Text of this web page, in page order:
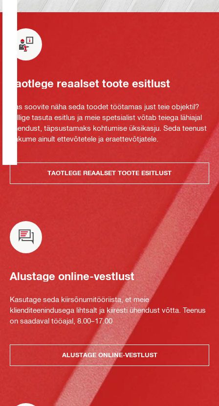
Taotlege reaalset toote esitlust
Kas soovite näha seda toodet töötamas just teie objektil?
Tellige tasuta esitlus ja meie spetsialist võtab teiega lähiajal
ühendust, täpsustamaks kohtumise üksikasju. Seda teenust
pakume ainult ettevõtetele ja eraettevõtjatele.
TAOTLEGE REAALSET TOOTE ESITLUST
Alustage online-vestlust
Kasutage seda kiirsõnumitööriista, et meie
klienditeenindusega lihtsalt ja kiiresti ühendust võtta. Teenus
on saadaval tööajal, 8.00–17.00
ALUSTAGE ONLINE-VESTLUST